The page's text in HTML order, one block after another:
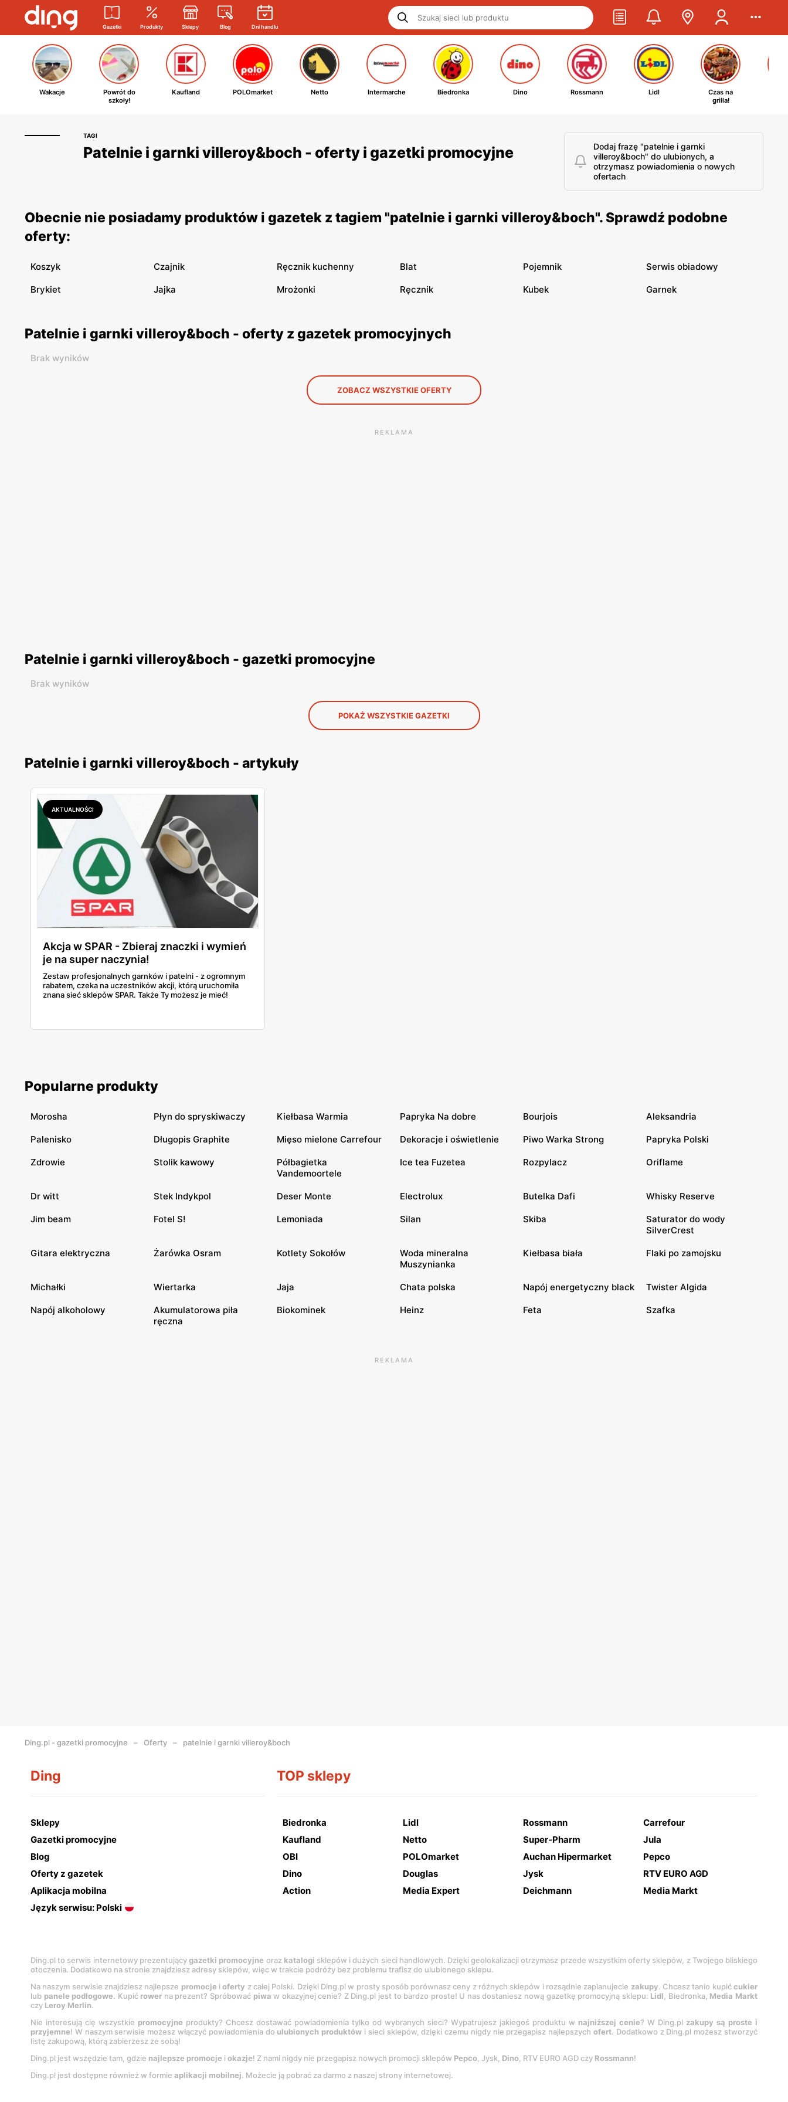
Gazetki Produkty Sklepy Blog Dni handlu
Wakacje
Powrót do
szkoły!
Kaufland POLOmarket Netto Intermarche Biedronka Dino Rossmann Lidl
Czas na
grilla!
TAGI
Patelnie i garnki villeroy&boch - oferty i gazetki promocyjne
Dodaj frazę "patelnie i garnki
villeroy&boch" do ulubionych, a
otrzymasz powiadomienia o nowych
ofertach
Obecnie nie posiadamy produktów i gazetek z tagiem "patelnie i garnki villeroy&boch". Sprawdź podobne
oferty:
Koszyk Czajnik Ręcznik kuchenny Blat Pojemnik Serwis obiadowy
Brykiet Jajka Mrożonki Ręcznik Kubek Garnek
Patelnie i garnki villeroy&boch - oferty z gazetek promocyjnych
Brak wyników
ZOBACZ WSZYSTKIE OFERTY
REKLAMA
Patelnie i garnki villeroy&boch - gazetki promocyjne
Brak wyników
POKAŻ WSZYSTKIE GAZETKI
Patelnie i garnki villeroy&boch - artykuły
AKTUALNOŚCI
Akcja w SPAR - Zbieraj znaczki i wymień
je na super naczynia!
Zestaw profesjonalnych garnków i patelni - z ogromnym
rabatem, czeka na uczestników akcji, którą uruchomiła
znana sieć sklepów SPAR. Także Ty możesz je mieć!
Popularne produkty
Morosha Płyn do spryskiwaczy Kiełbasa Warmia Papryka Na dobre Bourjois Aleksandria
Palenisko Długopis Graphite Mięso mielone Carrefour Dekoracje i oświetlenie Piwo Warka Strong Papryka Polski
Zdrowie Stolik kawowy
Półbagietka
Vandemoortele
Ice tea Fuzetea Rozpylacz Oriflame
Dr witt Stek Indykpol Deser Monte Electrolux Butelka Dafi Whisky Reserve
Jim beam Fotel S! Lemoniada Silan Skiba
Saturator do wody
SilverCrest
Gitara elektryczna Żarówka Osram Kotlety Sokołów
Woda mineralna
Muszynianka
Kiełbasa biała Flaki po zamojsku
Michałki Wiertarka Jaja Chata polska Napój energetyczny black Twister Algida
Napój alkoholowy
Akumulatorowa piła
ręczna
Biokominek Heinz Feta Szafka
REKLAMA
Ding.pl - gazetki promocyjne Oferty patelnie i garnki villeroy&boch
Ding
Sklepy
Gazetki promocyjne
Blog
Oferty z gazetek
Aplikacja mobilna
Język serwisu: Polski
TOP sklepy
Biedronka Lidl Rossmann
Carrefour
Kaufland
Netto Super-Pharm
Jula
OBI
POLOmarket Auchan Hipermarket
Pepco
Dino
Douglas Jysk
RTV EURO AGD
Action
Media Expert Deichmann Media Markt
Ding.pl to serwis internetowy prezentującygazetki promocyjne oraz katalogi sklepów i dużych sieci handlowych. Dzięki geolokalizacji otrzymasz przede wszystkim oferty sklepów, z Twojego bliskiego
otoczenia. Dodatkowo na stronie znajdziesz adresy sklepów, więc w trakcie podróży bez problemu trafisz do ulubionego sklepu.
Na naszym serwisie znajdziesz najlepsze promocje ioferty z całej Polski. Dzięki Ding.pl w prosty sposób porównasz ceny z różnych sklepów i rozsądnie zaplanujecie zakupy. Chcesz tanio kupićcukier
lub panele podłogowe. Kupić rower na prezent? Spróbować piwa w okazyjnej cenie? Z Ding.pl jest to bardzo proste! U nas dostaniesz nową gazetkę promocyjną sklepu: Lidl, Biedronka, Media Markt
czy Leroy Merlin.
Nie interesują cię wszystkie promocyjne produkty? Chcesz dostawać powiadomienia tylko od wybranych sieci? Wypatrujesz jakiegoś produktu w najniższej cenie? W Ding.pl zakupy są proste i
przyjemne! W naszym serwisie możesz włączyć powiadomienia do ulubionych produktów i sieci sklepów, dzięki czemu nigdy nie przegapisz najlepszychofert. Dodatkowo z Ding.pl możesz stworzyć
listę zakupową, którą zabierzesz ze sobą!
Ding.pl jest wszędzie tam, gdzie najlepsze promocje i okazje! Z nami nigdy nie przegapisz nowych promocji sklepów Pepco, Jysk, Dino, RTV EURO AGD czy Rossmann!
Ding.pl jest dostępne również w formie aplikacji mobilnej. Możecie ją pobrać za darmo z naszej strony internetowej.